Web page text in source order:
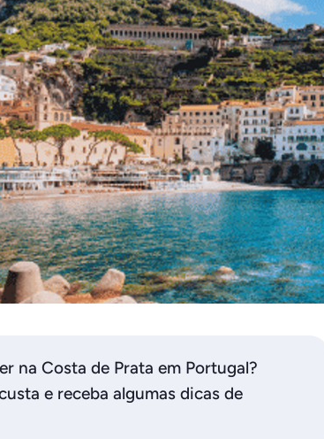
na Costa de Prata em Portugal?
e receba algumas dicas de